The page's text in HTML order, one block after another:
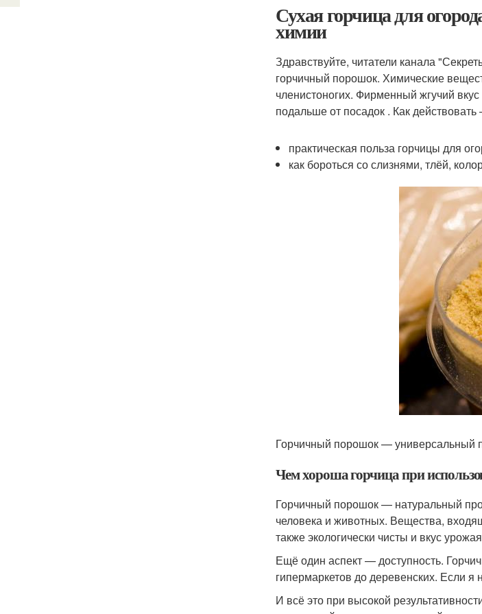
Сухая горчица для
химии
Здравствуйте, читатели канала
горчичный порошок. Химические
членистоногих. Фирменный жгучий
подальше от посадок . Как
практическая польза горчицы для
как бороться со слизнями, тлёй,
Горчичный порошок — универсальный
Чем хороша горчица при
Горчичный порошок — натуральный
человека и животных. Вещества,
также экологически чисты и вкус
Ещё один аспект — доступность.
гипермаркетов до деревенских. Если я
И всё это при высокой